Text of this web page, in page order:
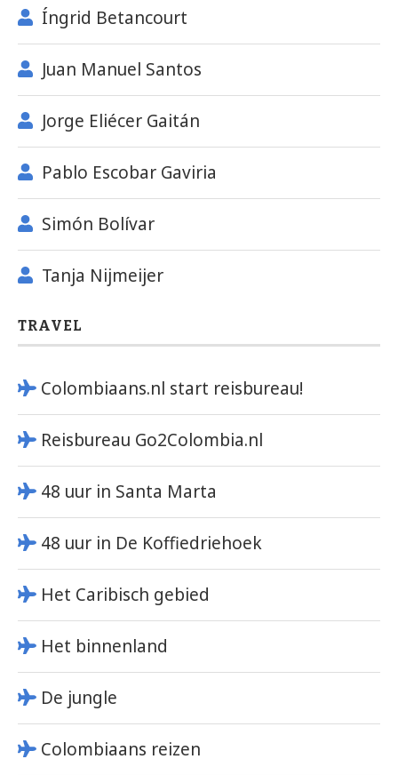
Íngrid Betancourt
Juan Manuel Santos
Jorge Eliécer Gaitán
Pablo Escobar Gaviria
Simón Bolívar
Tanja Nijmeijer
TRAVEL
Colombiaans.nl start reisbureau!
Reisbureau Go2Colombia.nl
48 uur in Santa Marta
48 uur in De Koffiedriehoek
Het Caribisch gebied
Het binnenland
De jungle
Colombiaans reizen